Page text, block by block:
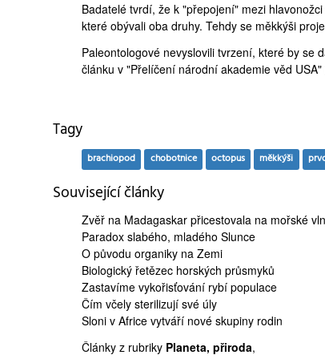
Badatelé tvrdí, že k "přepojení" mezi
které obývali oba druhy. Tehdy se měkkýši
Paleontologové nevyslovili tvrzení, které by se
článku v "Přelíčení národní akademie věd USA"
Tagy
brachiopod chobotnice octopus měkkýši
Související články
Zvěř na Madagaskar přicestovala na mořské
Paradox slabého, mladého Slunce
O původu organiky na Zemi
Biologický řetězec horských průsmyků
Zastavíme vykořisťování rybí populace
Čím včely sterilizují své úly
Sloni v Africe vytváří nové skupiny rodin
Články z rubriky Planeta, přiroda,